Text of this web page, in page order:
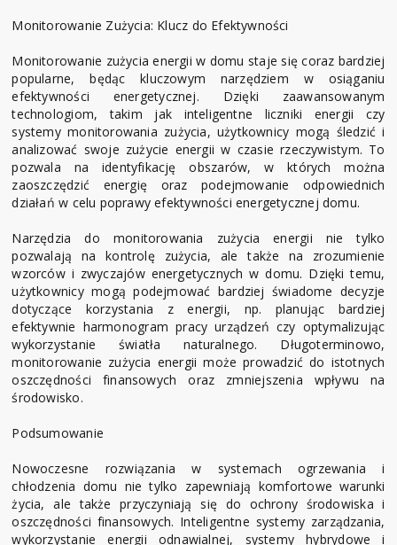
Monitorowanie Zużycia: Klucz do Efektywności
Monitorowanie zużycia energii w domu staje się coraz bardziej
popularne, będąc kluczowym narzędziem w osiąganiu
efektywności energetycznej. Dzięki zaawansowanym
technologiom, takim jak inteligentne liczniki energii czy
systemy monitorowania zużycia, użytkownicy mogą śledzić i
analizować swoje zużycie energii w czasie rzeczywistym. To
pozwala na identyfikację obszarów, w których można
zaoszczędzić energię oraz podejmowanie odpowiednich
działań w celu poprawy efektywności energetycznej domu.
Narzędzia do monitorowania zużycia energii nie tylko
pozwalają na kontrolę zużycia, ale także na zrozumienie
wzorców i zwyczajów energetycznych w domu. Dzięki temu,
użytkownicy mogą podejmować bardziej świadome decyzje
dotyczące korzystania z energii, np. planując bardziej
efektywnie harmonogram pracy urządzeń czy optymalizując
wykorzystanie światła naturalnego. Długoterminowo,
monitorowanie zużycia energii może prowadzić do istotnych
oszczędności finansowych oraz zmniejszenia wpływu na
środowisko.
Podsumowanie
Nowoczesne rozwiązania w systemach ogrzewania i
chłodzenia domu nie tylko zapewniają komfortowe warunki
życia, ale także przyczyniają się do ochrony środowiska i
oszczędności finansowych. Inteligentne systemy zarządzania,
wykorzystanie energii odnawialnej, systemy hybrydowe i